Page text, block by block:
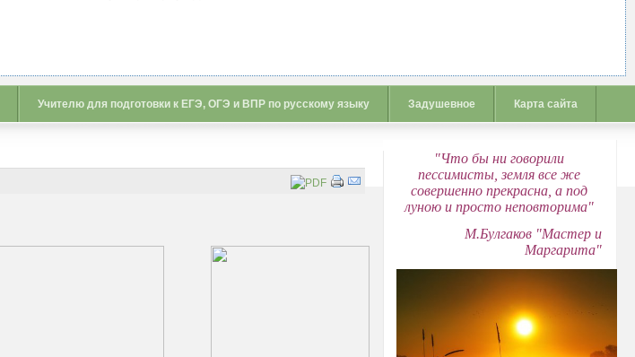
Учителю для подготовки к ЕГЭ, ОГЭ и ВПР по русскому языку Задушевное Карта сайта
"Что бы ни говорили
пессимисты, земля все же
совершенно прекрасна, а под
луною и просто неповторима"
М.Булгаков "Мастер и
Маргарита"